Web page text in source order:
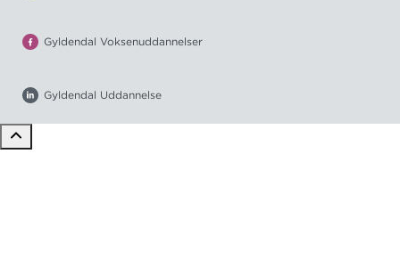
Gyldendal Voksenuddannelser
Gyldendal Uddannelse